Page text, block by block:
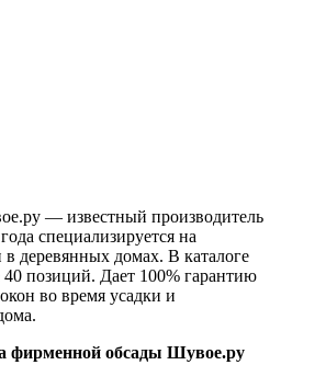
— известный производитель
специализируется на
в деревянных домах. В каталоге
позиций. Дает 100% гарантию
во время усадки и
фирменной обсады Шувое.ру